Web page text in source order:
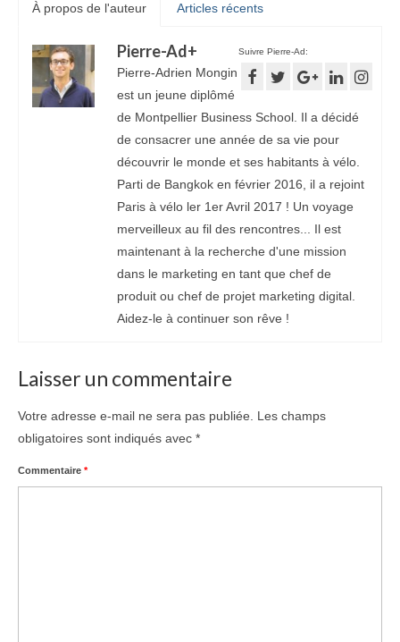
À propos de l'auteur Articles récents
Suivre Pierre-Ad:
Pierre-Ad+
Pierre-Adrien Mongin
est un jeune diplômé
de Montpellier Business School. Il a décidé
de consacrer une année de sa vie pour
découvrir le monde et ses habitants à vélo.
Parti de Bangkok en février 2016, il a rejoint
Paris à vélo ler 1er Avril 2017 ! Un voyage
merveilleux au fil des rencontres... Il est
maintenant à la recherche d'une mission
dans le marketing en tant que chef de
produit ou chef de projet marketing digital.
Aidez-le à continuer son rêve !
Laisser un commentaire
Votre adresse e-mail ne sera pas publiée.
Les champs
obligatoires sont indiqués avec *
Commentaire *